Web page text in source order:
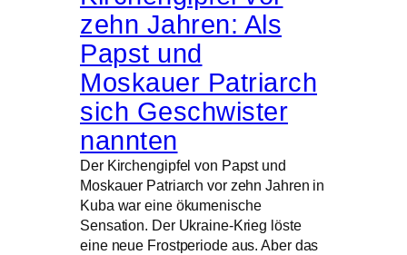
zehn Jahren: Als
Papst und
Moskauer Patriarch
sich Geschwister
nannten
Der Kirchengipfel von Papst und
Moskauer Patriarch vor zehn Jahren in
Kuba war eine ökumenische
Sensation. Der Ukraine-Krieg löste
eine neue Frostperiode aus. Aber das